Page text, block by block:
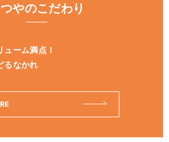
やのこだわり
ーム満点！
るなかれ